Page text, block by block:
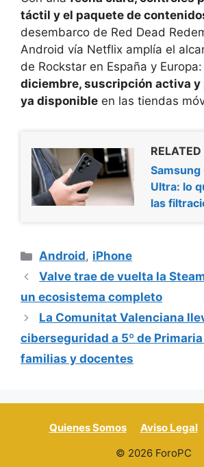
táctil y el paquete de
desembarco de Red Dead
Android vía Netflix amplía el
de Rockstar en España y Europa:
diciembre, suscripción activa
ya disponible en las tiendas
Samsung
Ultra: lo
las
Categorías
Android, iPhone
Valve trae de vuelta la
un ecosistema completo
La Comunitat Valenciana
ciberseguridad a 5º de
familias y docentes
Quienes Somos Aviso Legal
© 2026 ForoPC